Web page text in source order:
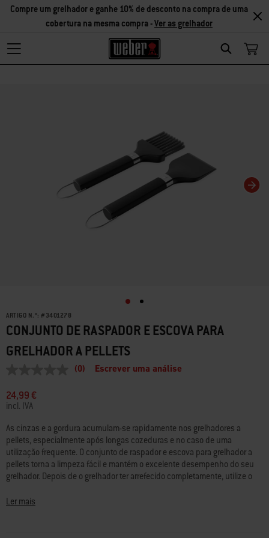
Search
Compre um grelhador e ganhe 10% de desconto na compra de uma
cobertura na mesma compra -Ver as grelhador
ARTIGO N.º: # 3401278
CONJUNTO DE RASPADOR E ESCOVA PARA
GRELHADOR A PELLETS
de
classificação
Link
para
a
mesma
página.
(0) Escrever uma análise
24,99 €
incl. IVA
As cinzas e a gordura acumulam-se rapidamente nos grelhadores a
pellets, especialmente após longas cozeduras e no caso de uma
utilização frequente. O conjunto de raspador e escova para grelhador a
pellets torna a limpeza fácil e mantém o excelente desempenho do seu
grelhador. Depois de o grelhador ter arrefecido completamente, utilize o
para remover gordura e alimentos incrustados da bandeja para recolha
Ler mais